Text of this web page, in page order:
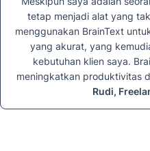
tetap menjadi alat yang
menggunakan BrainText
yang akurat, yang
kebutuhan klien saya.
meningkatkan produktivitas
Rudi,